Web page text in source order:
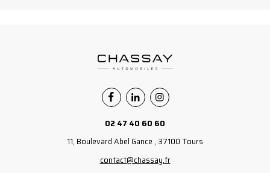
02 47 40 60 60
11, Boulevard Abel Gance , 37100 Tours
contact@chassay.fr
FacebookLinkedinInstagram